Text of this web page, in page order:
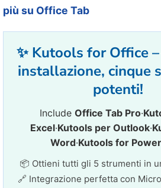
più su Office Tab
✨ Kutools for Office –
installazione, cinque
potenti!
Include Office Tab Pro·
Excel·Kutools per Outlook·
Word·Kutools for
📦 Ottieni tutti gli 5 strumenti in
🔗 Integrazione perfetta con